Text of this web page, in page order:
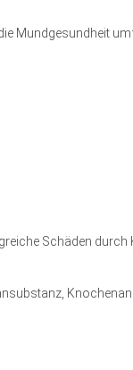
Mundgesundheit
Schäden durch